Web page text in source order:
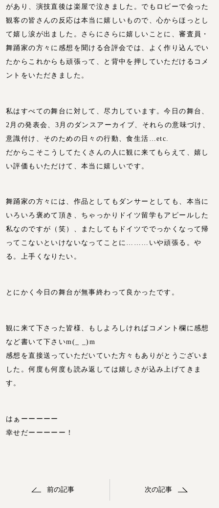
があり、演技直後は楽屋で泣きました。でもロビーで会った
観客の皆さんの反応は本当に嬉しいもので、心からほっとし
て嬉し涙が出ました。さらにさらに嬉しいことに、審査員・
舞踊家の方々に感想を聞ける合評会では、よく作り込んでい
たからこれからも頑張って、と背中を押していただけるコメ
ントをいただきました。
私はすべての舞台に対して、尽力しています。今日の舞台、
2月の発表会、3月のダンスアーカイブ、それらの意味づけ、
意識付け、そのための日々の行動、食生活…etc.
だからこそこうしてたくさんの人に観に来てもらえて、嬉し
い評価もいただけて、本当に嬉しいです。
舞踊家の方々には、作品としてもダンサーとしても、本当に
いろいろ褒めて頂き、ちゃっかりドイツ留学もアピールした
私なのですが（笑）、またしてもドイツででっかくなって帰
ってこないといけないなってことに………いや頑張る。や
る。上手くなりたい。
とにかく今日の舞台が無事終わって良かったです。
観に来て下さった皆様、もしよろしければコメント欄に感想
など書いて下さいm(_ _)m
感想を直接送っていただいていた方々もありがとうございま
した。何度も何度も読み返しては嬉しさが込み上げてきま
す。
はぁーーーーー
幸せだーーーーー！
前の記事 次の記事